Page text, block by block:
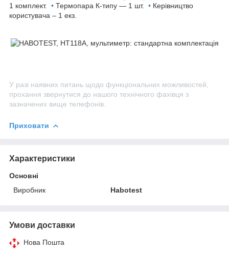
1 комплект. • Термопара К-типу — 1 шт. • Керівництво
користувача – 1 екз.
У разі наявних питань щодо функціональних можливостей,
прохання звернутися до нашого технічного фахівця з
зазначених вище телефонів.
Приховати
Характеристики
Основні
Виробник
Habotest
Умови доставки
Нова Пошта